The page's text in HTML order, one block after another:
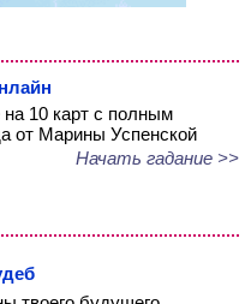
на 10 карт с полным
от Марины Успенской
Начать гадание >>